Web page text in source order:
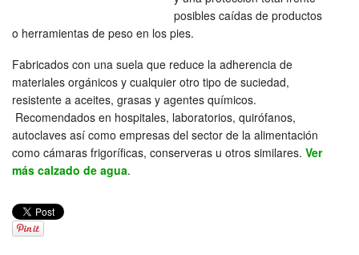
posibles caídas de productos
o herramientas de peso en los pies.
Fabricados con una suela que reduce la adherencia de
materiales orgánicos y cualquier otro tipo de suciedad,
resistente a aceites, grasas y agentes químicos.
Recomendados en hospitales, laboratorios, quirófanos,
autoclaves así como empresas del sector de la alimentación
como cámaras frigoríficas, conserveras u otros similares. Ver
más calzado de agua.